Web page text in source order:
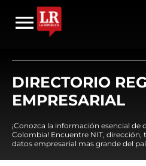
DIRECTORIO
EMPRESARIAL
¡Conozca la información esencial de
Colombia! Encuentre NIT, dirección,
datos empresarial mas grande del